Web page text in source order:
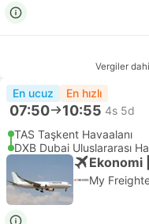
Vergiler
En ucuz En hızlı
07:50 10:55 4s 5d
TAS Taşkent Havaalanı
DXB Dubai Uluslararası
Ekonomi
My